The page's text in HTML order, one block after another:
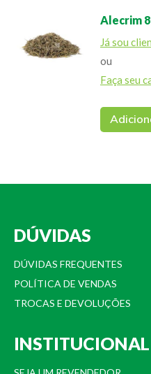
Alecrim
Já sou
ou
Faça seu
DÚVIDAS
DÚVIDAS FREQUENTES
POLÍTICA DE VENDAS
TROCAS E DEVOLUÇÕES
INSTITUCIONAL